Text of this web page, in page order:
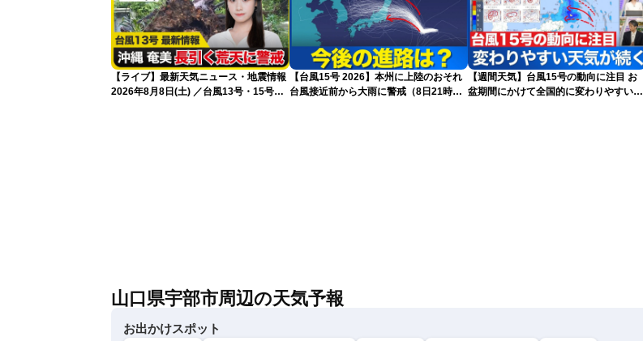
【ライブ】最新天気ニュース・地震情報
2026年8月8日(土) ／台風13号・15号
【台風15号 2026】本州に上陸のおそれ
台風接近前から大雨に警戒（8日21時更
【週間天気】台風15号の動向に注目 お
盆期間にかけて全国的に変わりやすい天
山口県宇部市周辺の天気予報
お出かけスポット